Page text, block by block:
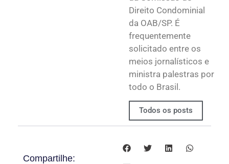
Direito Condominial
da OAB/SP. É
frequentemente
solicitado entre os
meios jornalísticos e
ministra palestras por
todo o Brasil.
Todos os posts
Compartilhe: